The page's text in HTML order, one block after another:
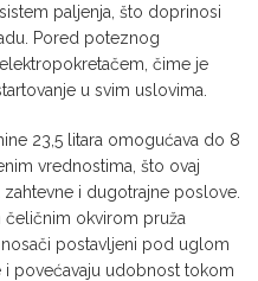
paljenja, što doprinosi
Pored poteznog
čime je
u svim uslovima.
23,5 litara omogućava do 8
vrednostima, što ovaj
i dugotrajne poslove.
čeličnim okvirom pruža
postavljeni pod uglom
i povećavaju udobnost tokom